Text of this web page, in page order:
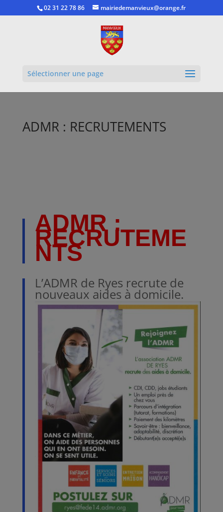
02 31 22 78 86 mairiedemanvieux@orange.fr
Sélectionner une page
ADMR : RECRUTEMENTS
ADMR :
RECRUTEME
NTS
L’ADMR de Ryesrecrute de
nouveaux aides à domicile.